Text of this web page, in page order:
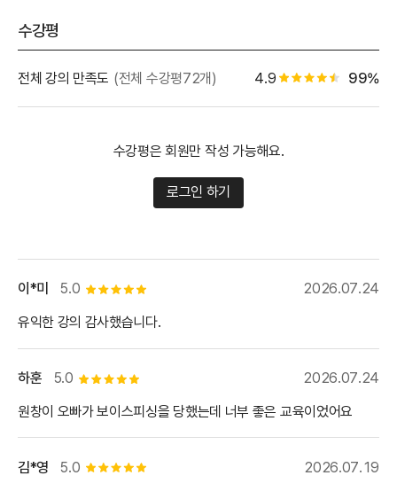
수강평
전체 강의 만족도 (전체 수강평72개) 4.9 별점 4.5개 별점 백
99%
수강평은 회원만 작성 가능해요.
로그인 하기
5.0 별점 5개
이*미
2026.07.24
유익한 강의 감사했습니다.
5.0 별점 5개
하훈
2026.07.24
원창이 오빠가 보이스피싱을 당했는데 너부 좋은 교육이었어요
5.0 별점 5개
김*영
2026.07.19